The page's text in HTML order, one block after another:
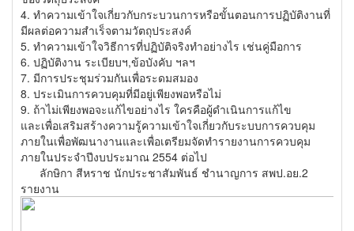
4. ทำความเข้าใจเกี่ยวกับกระบวนการหรือขั้นตอนการปฏิบัติงานที่
มีผลต่อความสำเร็จตามวัตถุประสงค์
5. ทำความเข้าใจวิธีการที่ปฏิบัติจริงทำอย่างไร เช่นคู่มือการ
6. ปฏิบัติงาน ระเบียบฯ,ข้อบังคับ ฯลฯ
7. มีการประชุมร่วมกันเพื่อระดมสมอง
8. ประเมินการควบคุมที่มีอยู่เพียงพอหรือไม่
9. ถ้าไม่เพียงพอจะแก้ไขอย่างไร ใครคือผู้ดำเนินการแก้ไข
และเพื่อเสริมสร้างความรู้ความเข้าใจเกี่ยวกับระบบการควบคุม
ภายในเพื่อพัฒนางานและเพื่อเตรียมจัดทำรายงานการควบคุม
ภายในประจำปีงบประมาณ 2554 ต่อไป
ลักษิกา สีหราช นักประชาสัมพันธ์ ชำนาญการ สพป.อย.2
รายงาน